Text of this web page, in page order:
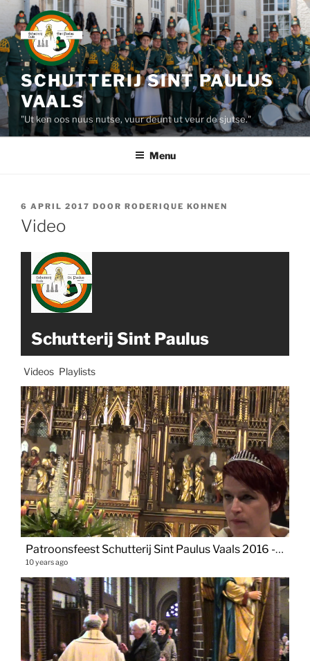
naar
de
inhoud
SCHUTTERIJ SINT PAULUS
VAALS
"Ut ken oos nuus nutse, vuur deunt ut veur de sjutse."
Menu
GEPLAATST
OP
6 APRIL 2017 DOOR RODERIQUE KOHNEN
Video
Schutterij Sint Paulus
Videos Playlists
Patroonsfeest Schutterij Sint Paulus Vaals 2016 - Mieng Heemetschtad
10 years ago